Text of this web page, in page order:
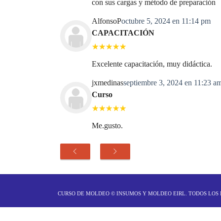
con sus cargas y método de preparación
AlfonsoPoctubre 5, 2024 en 11:14 pm
CAPACITACIÓN
Excelente capacitación, muy didáctica.
jxmedinasseptiembre 3, 2024 en 11:23
Curso
Me.gusto.
CURSO DE MOLDEO © INSUMOS Y MOLDEO EIRL . TODOS